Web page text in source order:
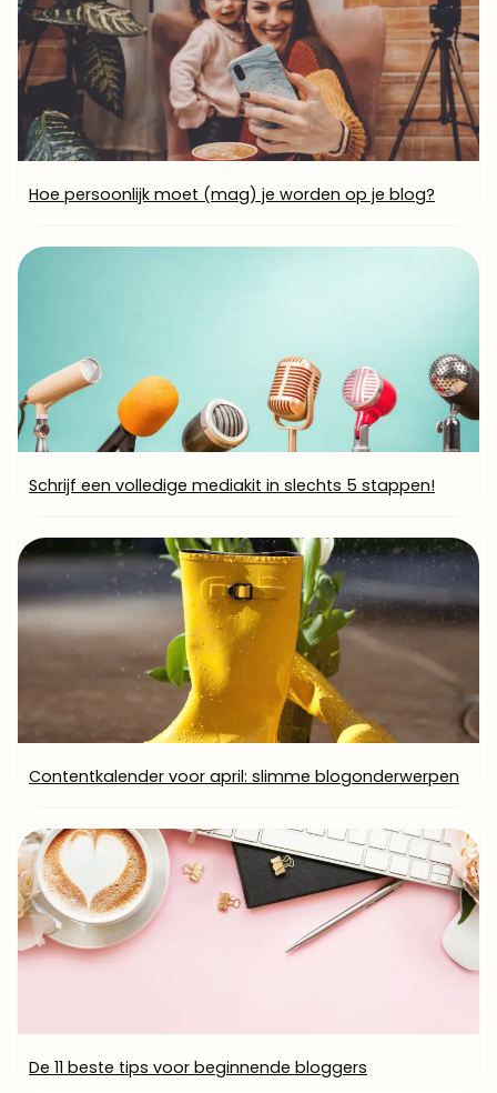
Hoe persoonlijk moet (mag) je worden op je blog?
Schrijf een volledige mediakit in slechts 5 stappen!
Contentkalender voor april: slimme blogonderwerpen
De 11 beste tips voor beginnende bloggers